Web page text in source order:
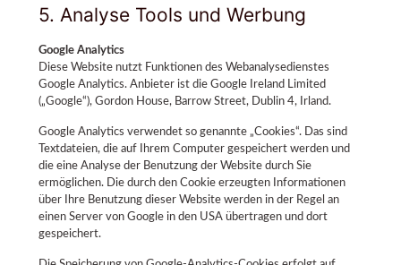
5. Analyse Tools und Werbung
Google Analytics
Diese Website nutzt Funktionen des Webanalysedienstes
Google Analytics. Anbieter ist die Google Ireland Limited
(„Google“), Gordon House, Barrow Street, Dublin 4, Irland.
Google Analytics verwendet so genannte „Cookies“. Das sind
Textdateien, die auf Ihrem Computer gespeichert werden und
die eine Analyse der Benutzung der Website durch Sie
ermöglichen. Die durch den Cookie erzeugten Informationen
über Ihre Benutzung dieser Website werden in der Regel an
einen Server von Google in den USA übertragen und dort
gespeichert.